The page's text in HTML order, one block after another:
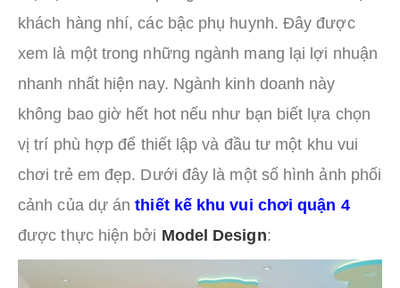
khách hàng nhí, các bậc phụ huynh. Đây được
xem là một trong những ngành mang lại lợi nhuận
nhanh nhất hiện nay. Ngành kinh doanh này
không bao giờ hết hot nếu như bạn biết lựa chọn
vị trí phù hợp để thiết lập và đầu tư một khu vui
chơi trẻ em đẹp. Dưới đây là một số hình ảnh phối
cảnh của dự ánthiết kế khu vui chơi quận 4
được thực hiện bởi Model Design: